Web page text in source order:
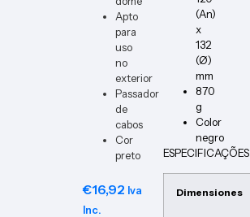
Apto
para
uso
no
exterior
Passador
de
cabos
Cor
preto
€16,92 Iva
Inc.
(An)
x
132
(Ø)
mm
870
g
Color
negro
ESPECIFICAÇÕES
Dimensiones